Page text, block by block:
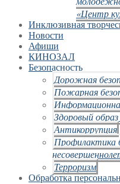
«Центр
Инклюзивная
Новости
Афиши
КИНОЗАЛ
Безопасность
Дорожная
Пожарная
Здоровый
Антикоррупция
Профилактика
Терроризм
Обработка